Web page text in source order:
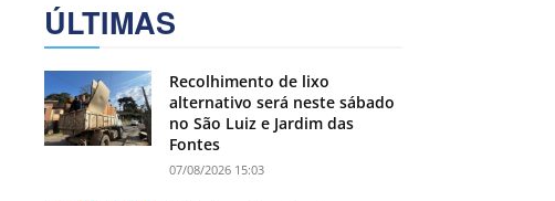
ÚLTIMAS
Recolhimento de lixo
alternativo será neste sábado
no São Luiz e Jardim das
Fontes
07/08/2026 15:03